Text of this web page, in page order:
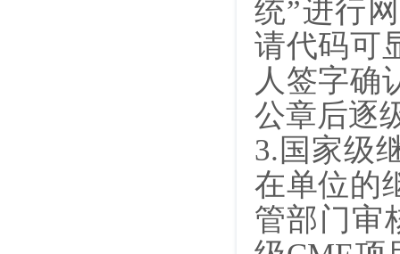
统”进行
请代码可
人签字确
公章后逐
3. 国家级
在单位的
管部门审